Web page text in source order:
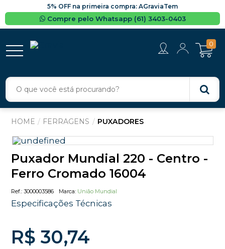
5% OFF na primeira compra: AGraviaTem
Compre pelo Whatsapp (61) 3403-0403
0
FERRAGENS PUXADORES
Puxador Mundial 220 - Centro -
Ferro Cromado 16004
3000003586 União Mundial
Especificações Técnicas
R$ 30,74